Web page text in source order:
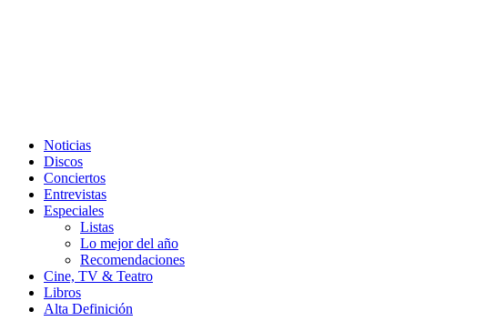
Noticias
Discos
Conciertos
Entrevistas
Especiales
Listas
Lo mejor del año
Recomendaciones
Cine, TV & Teatro
Libros
Alta Definición